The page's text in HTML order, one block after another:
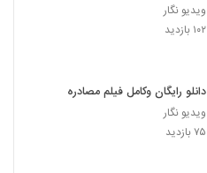
ویدیو نگار
۱۰۲ بازدید
دانلو رایگان وکامل فیلم مصادره
ویدیو نگار
۷۵ بازدید